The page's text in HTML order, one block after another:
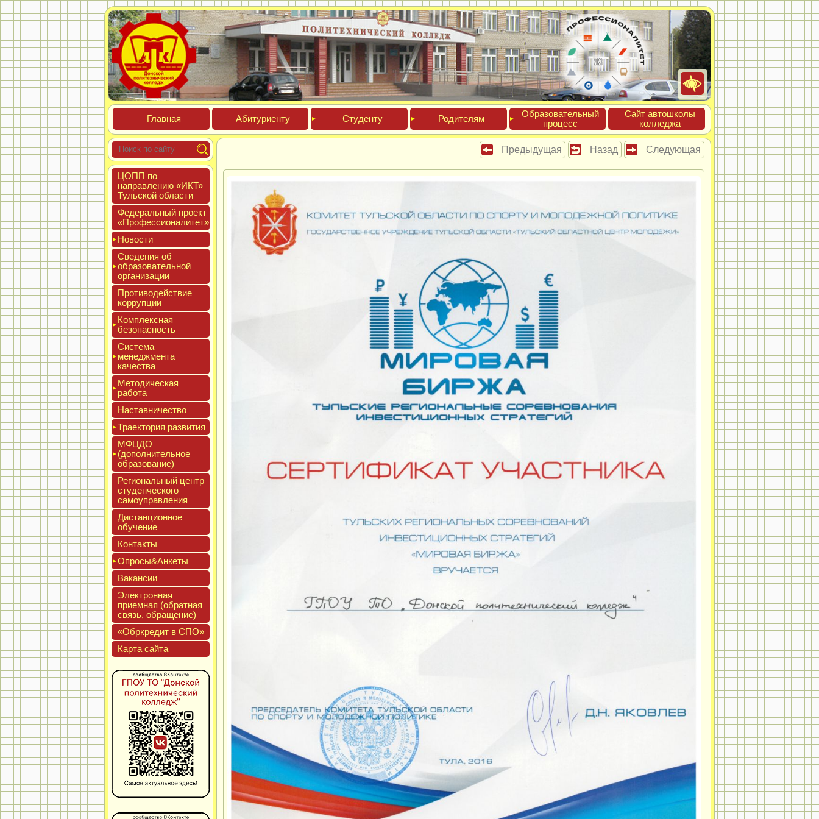
Глав­ная Аби­тури­ен­ту Сту­ден­ту Роди­телям
Обра­зова­тель­ный
про­цесс
Сайт ав­тошко­лы
кол­леджа
ЦОПП по
нап­равле­нию «ИКТ»
Туль­ской об­ласти
Феде­раль­ный про­ект
«Про­фес­си­она­литет»
Новос­ти
Све­дения об
об­ра­зова­тель­ной
ор­га­низа­ции
Про­тиво­дей­ствие
кор­рупции
Ком­плексная
бе­зопас­ность
Сис­те­ма
ме­нед­жмен­та
ка­чес­тва
Мето­дичес­кая
ра­бота
Нас­тавни­чес­тво
Тра­ек­то­рия раз­ви­тия
МФЦДО
(до­пол­ни­тель­ное
об­ра­зова­ние)
Реги­ональ­ный центр
сту­ден­ческо­го
са­мо­уп­равле­ния
Дис­танци­он­ное
обу­чение
Кон­такты
Опро­сы&Анке­ты
Вакан­сии
Элек­трон­ная
при­ем­ная (об­ратная
связь, об­ра­щение)
«Обркре­дит в СПО»
Кар­та сай­та
Предыдущая Назад Следующая